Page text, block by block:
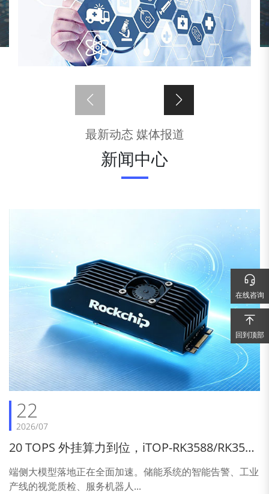
最新动态 媒体报道
新闻中心
22
2026/07
20 TOPS 外挂算力到位，iTOP-RK3588/RK3576
端侧大模型落地正在全面加速。储能系统的智能告警、工业
产线的视觉质检、服务机器人...
在线咨询
回到顶部